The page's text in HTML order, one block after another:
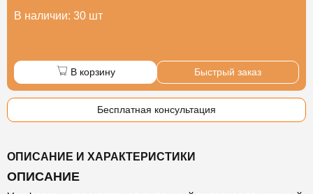
В наличии: 30 шт
В корзину Быстрый заказ
Бесплатная консультация
ОПИСАНИЕ И ХАРАКТЕРИСТИКИ
ОПИСАНИЕ